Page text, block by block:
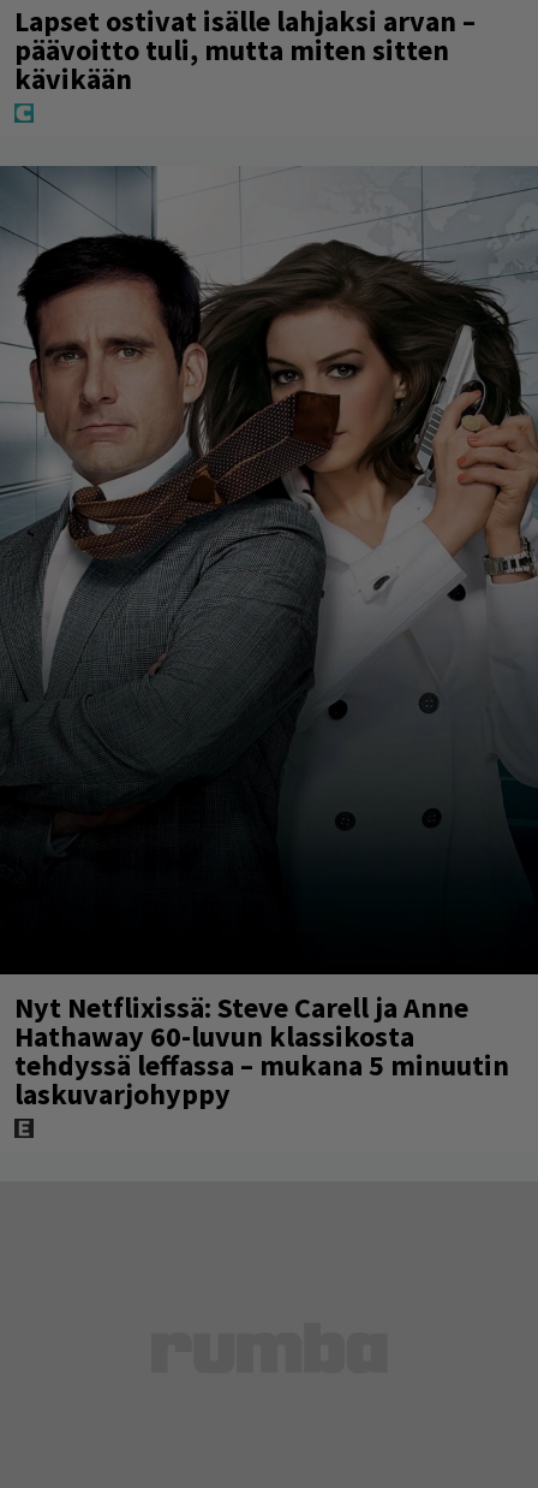
Lapset ostivat isälle lahjaksi arvan –
päävoitto tuli, mutta miten sitten
kävikään
Nyt Netflixissä: Steve Carell ja Anne
Hathaway 60-luvun klassikosta
tehdyssä leffassa – mukana 5 minuutin
laskuvarjohyppy